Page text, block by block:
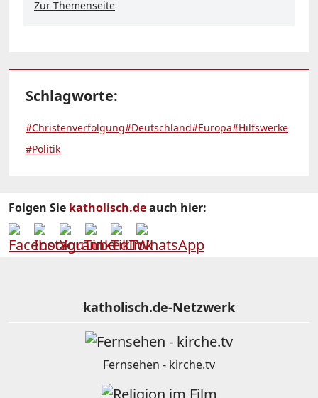
Zur Themenseite
Schlagworte:
#Christenverfolgung#Deutschland#Europa#Hilfswerke
#Politik
Folgen Sie katholisch.deauch hier:
katholisch.de-Netzwerk
Fernsehen - kirche.tv